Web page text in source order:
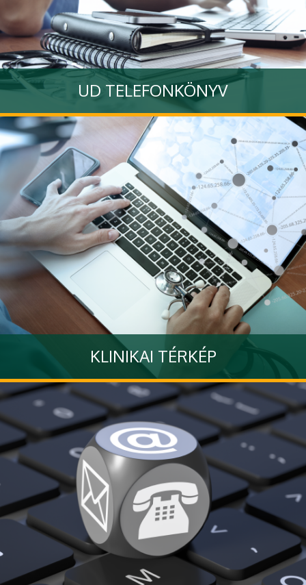
UD TELEFONKÖNYV
A DE dolgozóit tartalmazó telefonkönyv
Tovább
KLINIKAI TÉRKÉP
Google Maps alapú térkép, melyben a Klinikai Központ
épületeire kereshet
Tovább